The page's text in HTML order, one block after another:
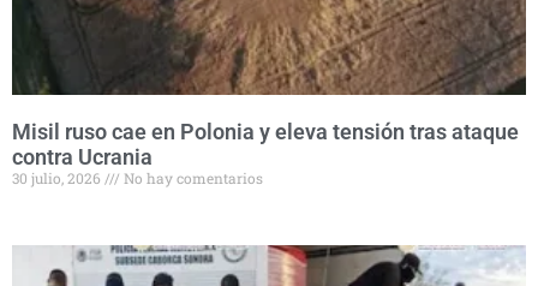
Misil ruso cae en Polonia y eleva tensión tras ataque
contra Ucrania
30 julio, 2026 No hay comentarios